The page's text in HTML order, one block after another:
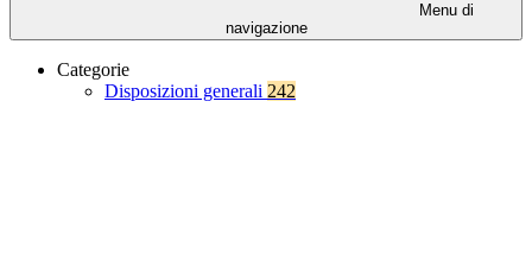
Menu di
navigazione
Categorie
Disposizioni generali 242